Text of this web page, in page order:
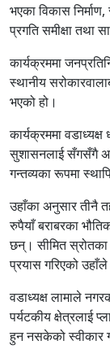
भएका विकास
प्रगति समीक्षा तथा
कार्यक्रममा
स्थानीय
भएको हो।
कार्यक्रममा
सुशासनलाई सँगसँगै
गन्तव्यका रूपमा
उहाँका अनुसार तीनै
रुपैयाँ बराबरका
छन्। सीमित
प्रयास गरिएको
वडाध्यक्ष लामाले
पर्यटकीय क्षेत्रलाई
हुन नसकेको स्वीकार